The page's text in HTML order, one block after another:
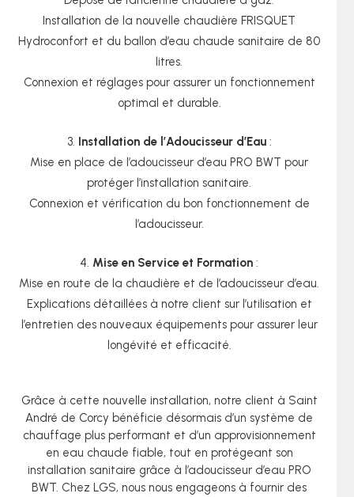
Installation de la nouvelle chaudière FRISQUET
Hydroconfort et du ballon d’eau chaude sanitaire de 80
litres.
Connexion et réglages pour assurer un fonctionnement
optimal et durable.
Installation de l’Adoucisseur d’Eau:
Mise en place de l’adoucisseur d’eau PRO BWT pour
protéger l’installation sanitaire.
Connexion et vérification du bon fonctionnement de
l’adoucisseur.
Mise en Service et Formation :
Mise en route de la chaudière et de l’adoucisseur d’eau.
Explications détaillées à notre client sur l’utilisation et
l’entretien des nouveaux équipements pour assurer leur
longévité et efficacité.
Grâce à cette nouvelle installation, notre client à Saint
André de Corcy bénéficie désormais d’un système de
chauffage plus performant et d’un approvisionnement
en eau chaude fiable, tout en protégeant son
installation sanitaire grâce à l’adoucisseur d’eau PRO
BWT. Chez LGS, nous nous engageons à fournir des